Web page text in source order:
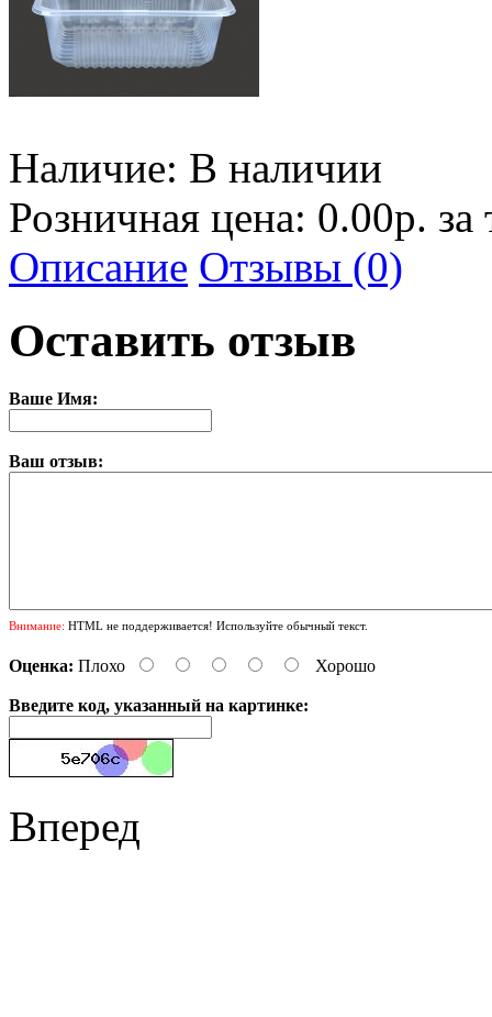
Наличие: В наличии
Розничная цена: 0.00р.
Описание Отзывы (0)
Оставить отзыв
Ваше Имя:
Ваш отзыв:
Внимание: HTML не поддерживается! Используйте обычный текст.
Оценка: Плохо Хорошо
Введите код, указанный на картинке:
Вперед